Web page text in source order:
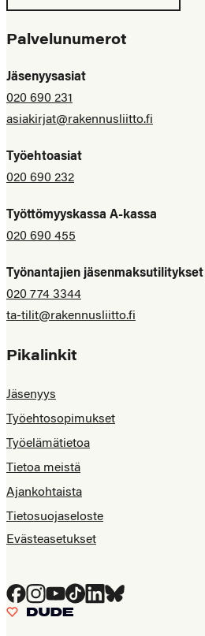
Palvelunumerot
Jäsenyysasiat
020 690 231
asiakirjat@rakennusliitto.fi
Työehtoasiat
020 690 232
Työttömyyskassa A-kassa
020 690 455
Työnantajien
020 774 3344
ta-tilit@rakennusliitto.fi
Pikalinkit
Jäsenyys
Työehtosopimukset
Työelämätietoa
Tietoa meistä
Ajankohtaista
Tietosuojaseloste
Evästeasetukset
Facebook
Instagram
YouTube
TiktokLinkedIn
Bluesky